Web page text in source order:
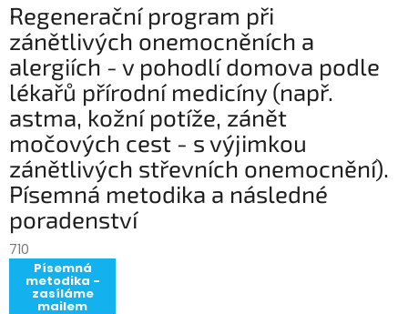
Regenerační program při
zánětlivých onemocněních a
alergiích - v pohodlí domova podle
lékařů přírodní medicíny (např.
astma, kožní potíže, zánět
močových cest - s výjimkou
zánětlivých střevních onemocnění).
Písemná metodika a následné
poradenství
710
Písemná
metodika -
zasíláme
mailem